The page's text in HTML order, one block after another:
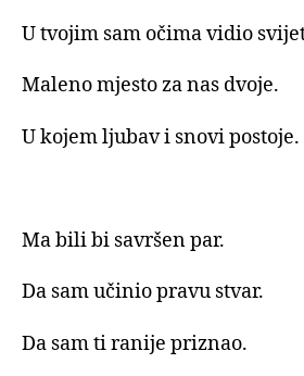
U tvojim sam očima vidio
Maleno mjesto za nas dvoje.
U kojem ljubav i snovi postoje.
Ma bili bi savršen par.
Da sam učinio pravu stvar.
Da sam ti ranije priznao.